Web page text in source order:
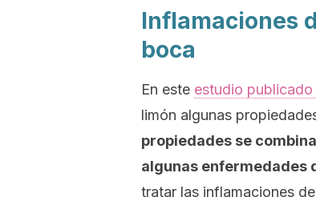
Inflamaciones
boca
En este estudio
limón algunas
propiedades se
algunas enfermedades
tratar las inflamaciones